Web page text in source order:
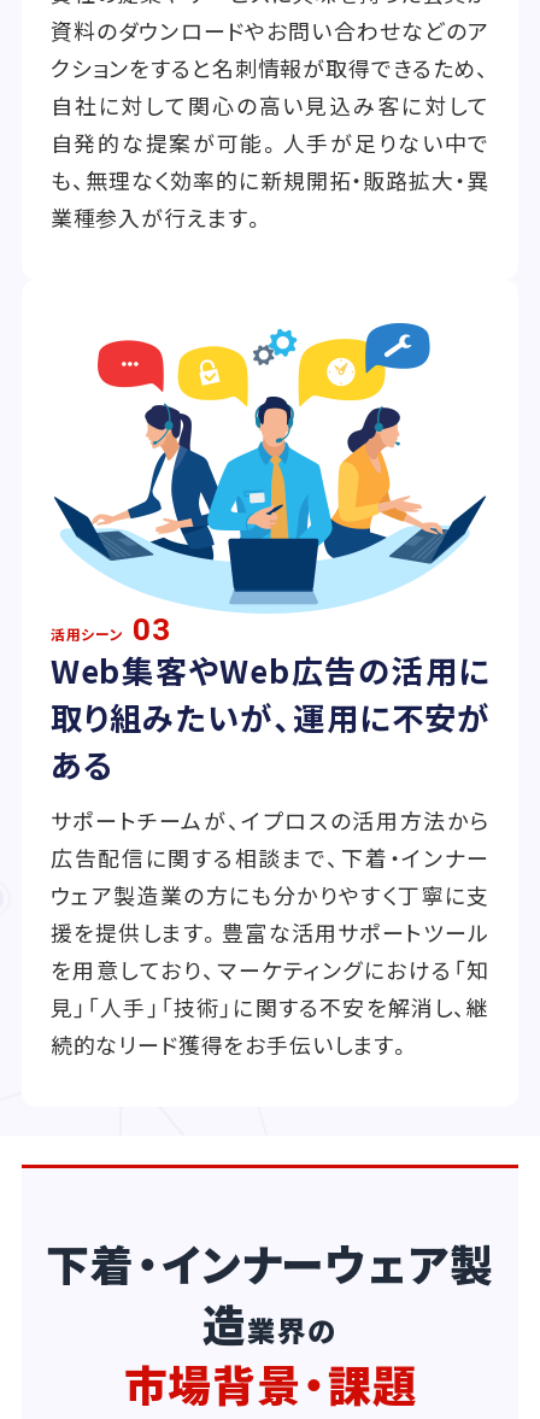
資料のダウンロードやお問い合わせなどのア
クションをすると名刺情報が取得できるため、
自社に対して関心の高い見込み客に対して
自発的な提案が可能。人手が足りない中で
も、無理なく効率的に新規開拓・販路拡大・異
業種参入が行えます。
活用シーン 03
Web集客やWeb広告の活用に
取り組みたいが、運用に不安が
ある
サポートチームが、イプロスの活用方法から
広告配信に関する相談まで、下着・インナー
ウェア製造業の方にも分かりやすく丁寧に支
援を提供します。豊富な活用サポートツール
を用意しており、マーケティングにおける「知
見」「人手」「技術」に関する不安を解消し、継
続的なリード獲得をお手伝いします。
下着・インナーウェア製
造業界の
市場背景・課題